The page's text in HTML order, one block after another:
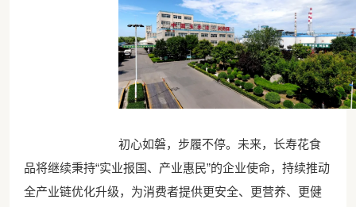
初心如磐，步履不停。未来，长寿花食
品将继续秉持“实业报国、产业惠民”的企业使命，持续推动
全产业链优化升级，为消费者提供更安全、更营养、更健